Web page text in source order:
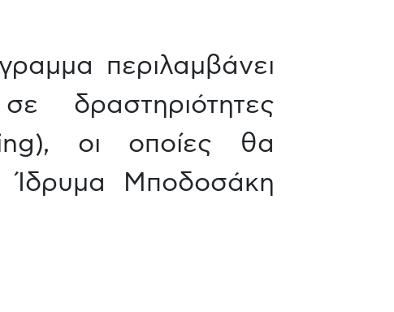
περιλαμβάνει
δραστηριότητες
οι οποίες θα
Ίδρυμα Μποδοσάκη